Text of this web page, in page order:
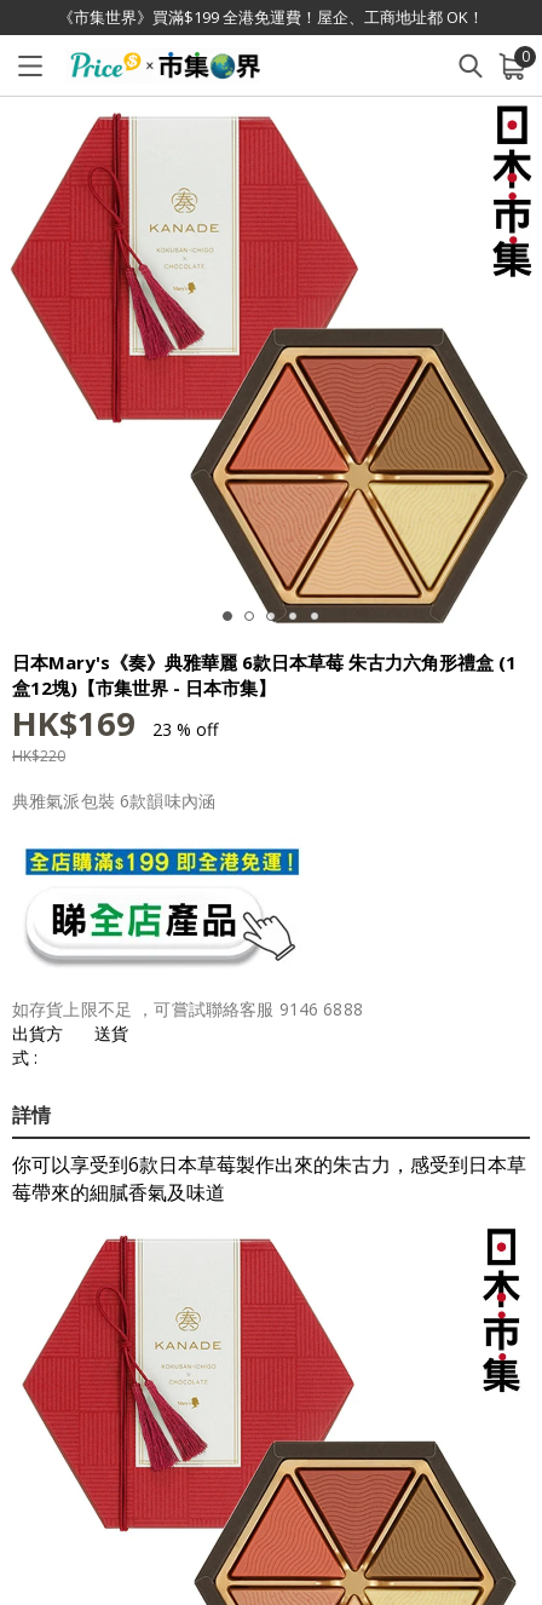
《市集世界》買滿$199 全港免運費！屋企、工商地址都 OK！
0
已加入購物車 查看
日本Mary's《奏》典雅華麗 6款日本草莓 朱古力六角形禮盒 (1
盒12塊)【市集世界 - 日本市集】
HK$169 23 % off
HK$220
典雅氣派包裝 6款韻味內涵
如存貨上限不足 ，可嘗試聯絡客服 9146 6888
出貨方
式 :
送貨
詳情
你可以享受到6款日本草莓製作出來的朱古力，感受到日本草
莓帶來的細膩香氣及味道